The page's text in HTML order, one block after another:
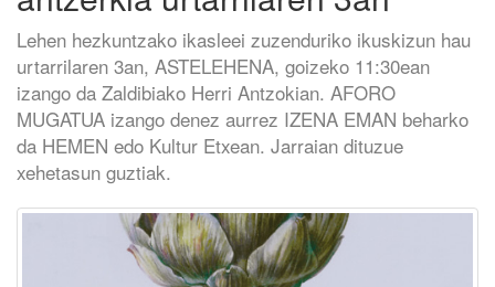
Lehen hezkuntzako ikasleei zuzenduriko ikuskizun hau
urtarrilaren 3an, ASTELEHENA, goizeko 11:30ean
izango da Zaldibiako Herri Antzokian. AFORO
MUGATUA izango denez aurrez IZENA EMAN beharko
da HEMEN edo Kultur Etxean. Jarraian dituzue
xehetasun guztiak.